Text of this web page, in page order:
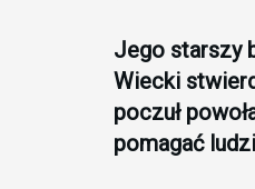
Jego starszy
Wiecki
poczuł
pomagać